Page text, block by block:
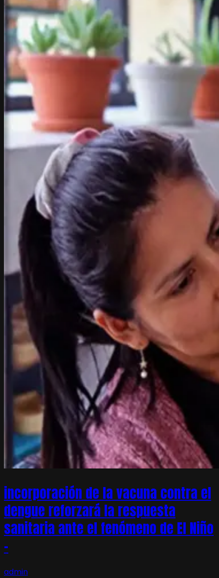
incorporación de la vacuna contra el
dengue reforzará la respuesta
sanitaria ante el fenómeno de El Niño
–
admin